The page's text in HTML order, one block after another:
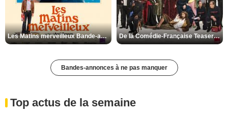
Les Matins merveilleux Bande-annonce VF De la Comédie-Française Teaser VF
Bandes-annonces à ne pas manquer
Top actus de la semaine